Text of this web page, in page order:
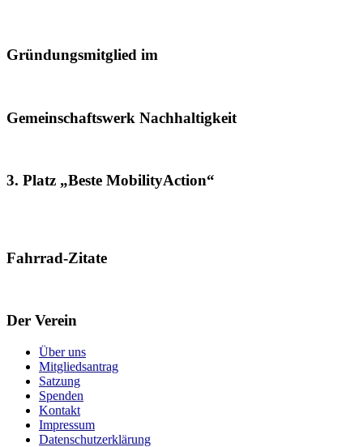
Gründungsmitglied im
Gemeinschaftswerk Nachhaltigkeit
3. Platz „Beste MobilityAction“
Fahrrad-Zitate
Der Verein
Über uns
Mitgliedsantrag
Satzung
Spenden
Kontakt
Impressum
Datenschutzerklärung